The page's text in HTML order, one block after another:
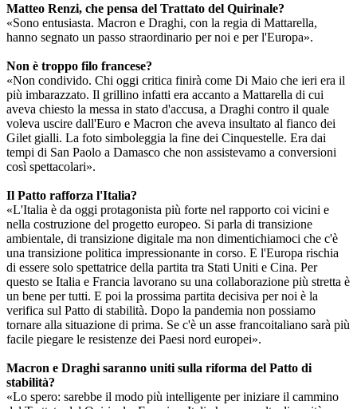
Matteo Renzi, che pensa del Trattato del Quirinale?
«Sono entusiasta. Macron e Draghi, con la regia di Mattarella,
hanno segnato un passo straordinario per noi e per l'Europa».
Non è troppo filo francese?
«Non condivido. Chi oggi critica finirà come Di Maio che ieri era il
più imbarazzato. Il grillino infatti era accanto a Mattarella di cui
aveva chiesto la messa in stato d'accusa, a Draghi contro il quale
voleva uscire dall'Euro e Macron che aveva insultato al fianco dei
Gilet gialli. La foto simboleggia la fine dei Cinquestelle. Era dai
tempi di San Paolo a Damasco che non assistevamo a conversioni
così spettacolari».
Il Patto rafforza l'Italia?
«L'Italia è da oggi protagonista più forte nel rapporto coi vicini e
nella costruzione del progetto europeo. Si parla di transizione
ambientale, di transizione digitale ma non dimentichiamoci che c'è
una transizione politica impressionante in corso. E l'Europa rischia
di essere solo spettatrice della partita tra Stati Uniti e Cina. Per
questo se Italia e Francia lavorano su una collaborazione più stretta è
un bene per tutti. E poi la prossima partita decisiva per noi è la
verifica sul Patto di stabilità. Dopo la pandemia non possiamo
tornare alla situazione di prima. Se c'è un asse francoitaliano sarà più
facile piegare le resistenze dei Paesi nord europei».
Macron e Draghi saranno uniti sulla riforma del Patto di
stabilità?
«Lo spero: sarebbe il modo più intelligente per iniziare il cammino